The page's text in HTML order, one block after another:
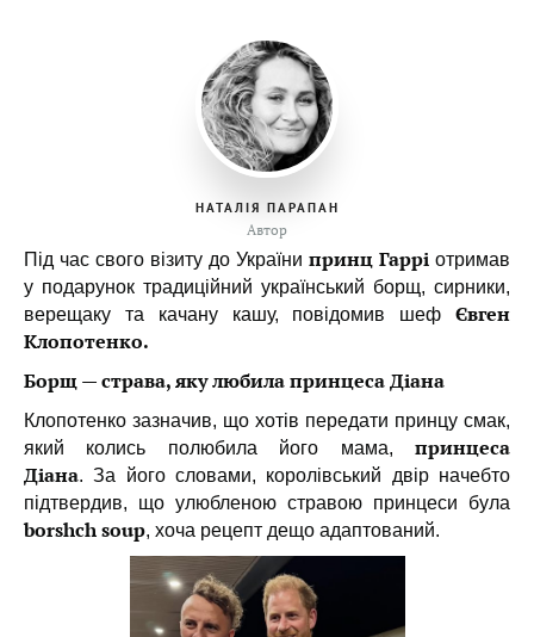
НАТАЛІЯ ПАРАПАН
Автор
Під час свого візиту до України принц Гаррі отримав
у подарунок традиційний український борщ, сирники,
верещаку та качану кашу, повідомив шеф Євген
Клопотенко.
Борщ — страва, яку любила принцеса Діана
Клопотенко зазначив, що хотів передати принцу смак,
який колись полюбила його мама, принцеса
Діана. За його словами, королівський двір начебто
підтвердив, що улюбленою стравою принцеси була
borshch soup, хоча рецепт дещо адаптований.